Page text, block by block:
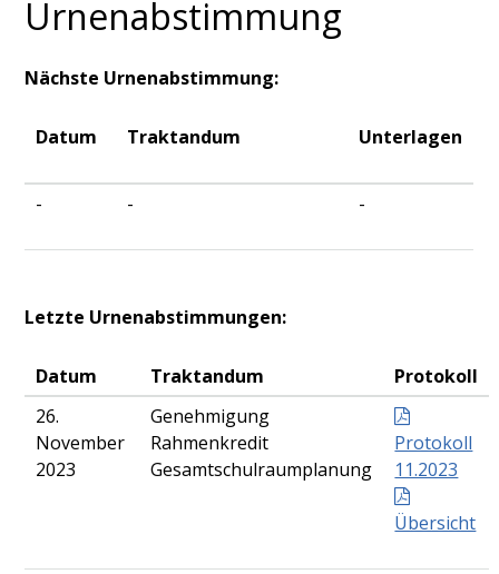
Urnenabstimmung
Nächste Urnenabstimmung:
Datum Traktandum Unterlagen
- - -
Letzte Urnenabstimmungen:
Datum Traktandum
Protokoll
26.
November
2023
Genehmigung
Rahmenkredit
Gesamtschulraumplanung
Protokoll
11.2023
Übersicht